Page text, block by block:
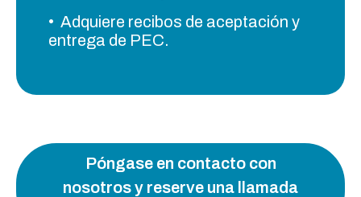
• Adquiere recibos de aceptación y
entrega de PEC.
Póngase en contacto con
nosotros y reserve una llamada